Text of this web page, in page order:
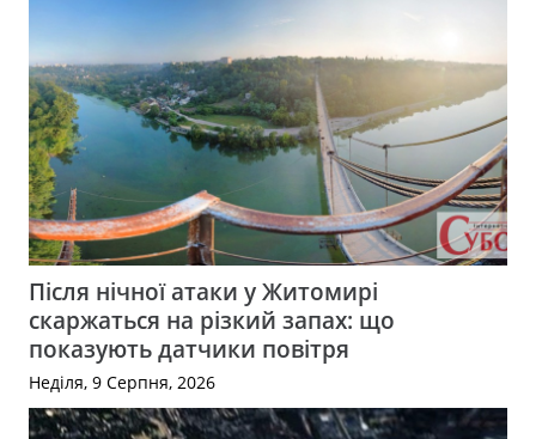
Після нічної атаки у Житомирі
скаржаться на різкий запах: що
показують датчики повітря
Неділя, 9 Серпня, 2026